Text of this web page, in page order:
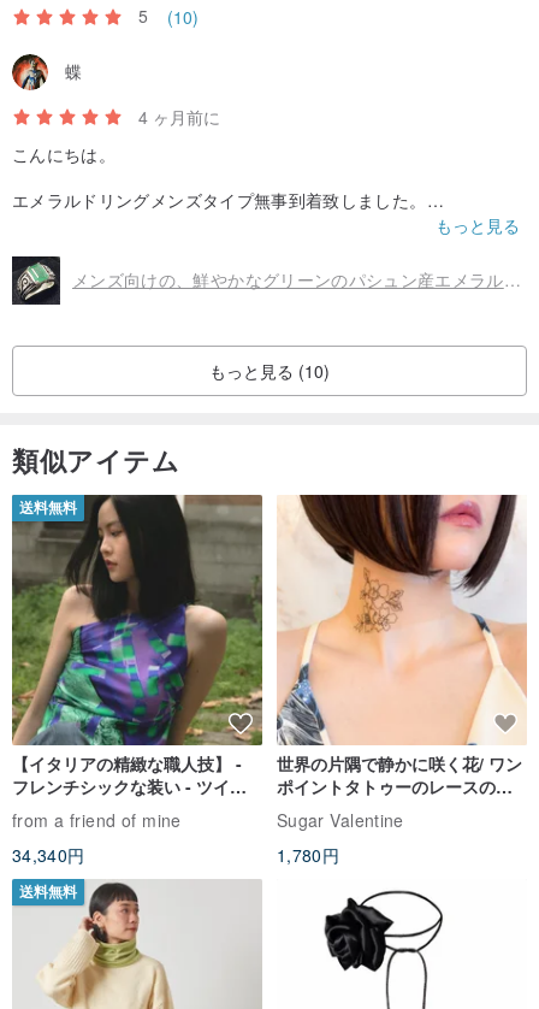
5 (10)
蝶
4 ヶ月前に
こんにちは。
エメラルドリングメンズタイプ無事到着致しました。
ただ、注文したサイズより小さかったので小指に嵌めているみた
いです。
もっと見る
メンズ向けの、鮮やかなグリーンのパシュン産エメラルドを使用した、本物の天然大粒エメラルドリング。プレミアム品質。
もっと見る (10)
類似アイテム
送料無料
【イタリアの精緻な職人技】 -
フレンチシックな装い - ツイル
プリントシルクスカーフトップ
ス
from a friend of mine
34,340円
世界の片隅で静かに咲く花/ ワン
ポイントタトゥーのレースのチ
ョーカー SV649
Sugar Valentine
1,780円
送料無料